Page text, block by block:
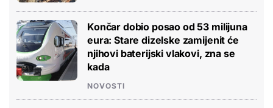
Končar dobio posao od 53 milijuna
eura: Stare dizelske zamijenit će
njihovi baterijski vlakovi, zna se
kada
NOVOSTI